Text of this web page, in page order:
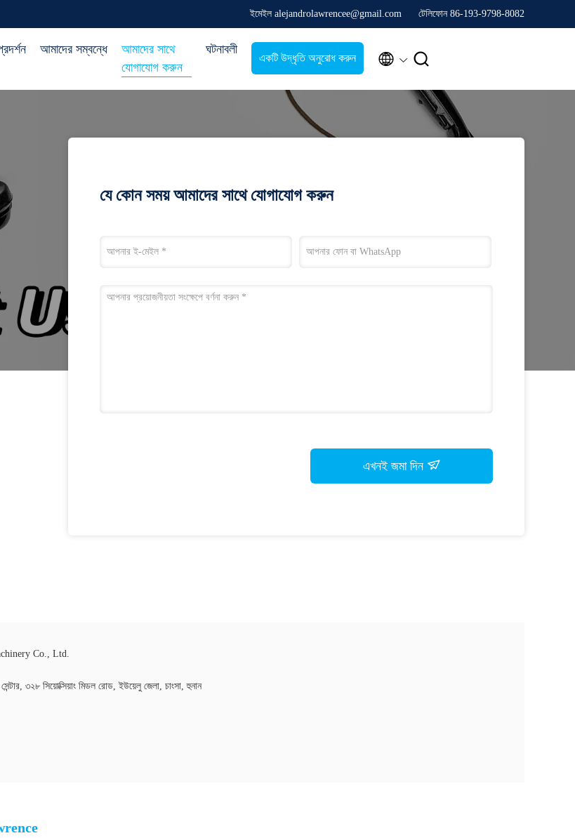
ইমেইল alejandrolawrencee@gmail.com টেলিফোন 86-193-9798-8082
আমাদের সম্বন্ধে
আমাদের সাথে
যোগাযোগ করুন
ঘটনাবলী
একটি উদ্ধৃতি অনুরোধ করুন  
যে কোন সময় আমাদের সাথে যোগাযোগ করুন
এখনই জমা দিন
Co., Ltd.
৩২৮ সিয়োক্সিয়াং মিডল রোড, ইউয়েলু জেলা, চাংসা, হুনান